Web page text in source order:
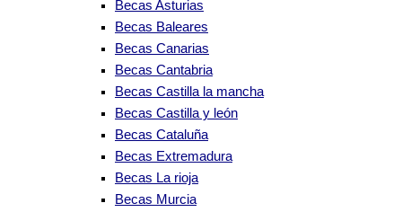
Becas Asturias
Becas Baleares
Becas Canarias
Becas Cantabria
Becas Castilla la mancha
Becas Castilla y león
Becas Cataluña
Becas Extremadura
Becas La rioja
Becas Murcia